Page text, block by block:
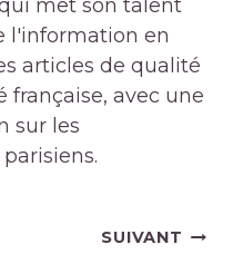
met son talent
l'information en
articles de qualité
française, avec une
sur les
SUIVANT